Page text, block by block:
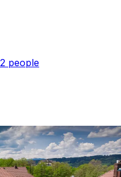
people